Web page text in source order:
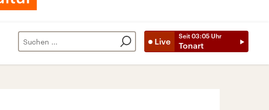
Live
Seit 03:05 Uhr
Tonart